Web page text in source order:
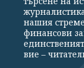
Издател на
Константинов" 3.
нашия
финансови
вие –